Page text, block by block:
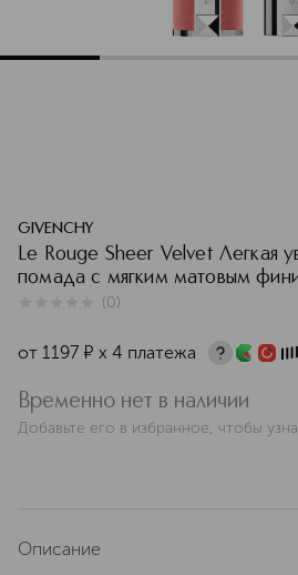
GIVENCHY
Le Rouge Sheer Velvet Легкая
помада с мягким матовым
(0)
от 1197 ¤ х 4 платежа
Временно нет в наличии
Добавьте его в избранное, чтобы
Описание